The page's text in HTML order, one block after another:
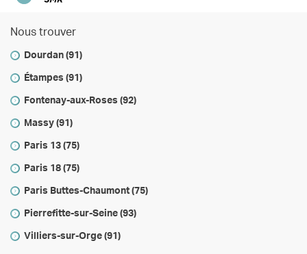
Nous trouver
Dourdan (91)
Étampes (91)
Fontenay-aux-Roses (92)
Massy (91)
Paris 13 (75)
Paris 18 (75)
Paris Buttes-Chaumont (75)
Pierrefitte-sur-Seine (93)
Villiers-sur-Orge (91)